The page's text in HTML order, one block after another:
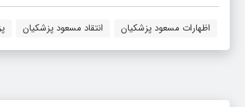
اظهارات مسعود پزشکیان انتقاد مسعود پزشکیان